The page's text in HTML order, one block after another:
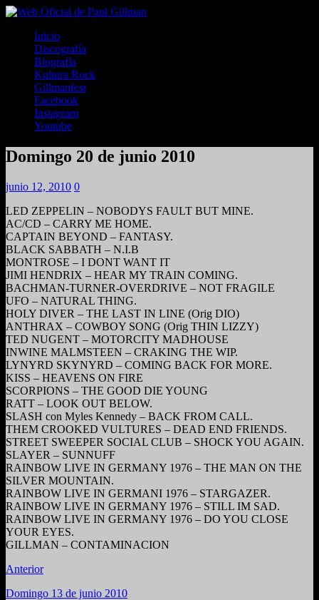
Inicio
Discografía
Biografía
Kultura Rock
Gillmanfest
Facebook
Instagram
Youtube
Domingo 20 de junio 2010
junio 12, 2010 0
LED ZEPPELIN – NOBODYS FAULT BUT MINE.
AC/CD – CARRY ME HOME.
CAPTAIN BEYOND – FANTASY.
BLACK SABBATH – N.I.B
MONTROSE – I DONT WANT IT
JIMI HENDRIX – HEAR MY TRAIN COMING.
BACHMAN-TURNER-OVERDRIVE – NOT FRAGILE
UFO – NATURAL THING.
HOLY DIVER – THE LAST IN LINE (Orig DIO)
ANTHRAX – COWBOY SONG (Orig THIN LIZZY)
TED NUGENT – MOTORCITY MADHOUSE
INWINE MALMSTEEN – CRAKING THE WIP.
LYNYRD SKYNYRD – COMING BACK FOR MORE.
KISS – HEAVENS ON FIRE
SCORPIONS – THE GOOD DIE YOUNG
RATT – LOOK OUT BELOW.
SLASH con Myles Kennedy – BACK FROM CALL.
THEM CROOKED VULTURES – DEAD END FRIENDS.
STREET SWEEPER SOCIAL CLUB – SHOCK YOU AGAIN.
SLAYER – SUNNUFF
RAINBOW LIVE IN GERMANY 1976 – THE MAN ON THE
SILVER MOUNTAIN.
RAINBOW LIVE IN GERMANI 1976 – STARGAZER.
RAINBOW LIVE IN GERMANY 1976 – STILL IM SAD.
RAINBOW LIVE IN GERMANY 1976 – DO YOU CLOSE
YOUR EYES.
GILLMAN – CONTAMINACION
Anterior
Domingo 13 de junio 2010